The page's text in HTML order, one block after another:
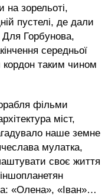
на зорельоті,
пустелі, де дали
Для Горбунова,
середньої
таким чином
фільми
міст,
наше земне
мулатка,
своє життя
«Олена», «Іван»…